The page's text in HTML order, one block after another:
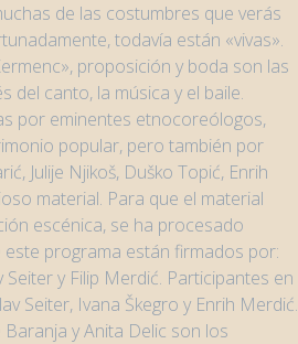
de las costumbres que verás
todavía están «vivas».
proposición y boda son las
del canto, la música y el baile.
por eminentes etnocoreólogos,
popular, pero también por
Julije Njikoš, Duško Topić, Enrih
material. Para que el material
escénica, se ha procesado
programa están firmados por:
Seiter y Filip Merdić. Participantes en
Seiter, Ivana Škegro y Enrih Merdić.
y Anita Delic son los